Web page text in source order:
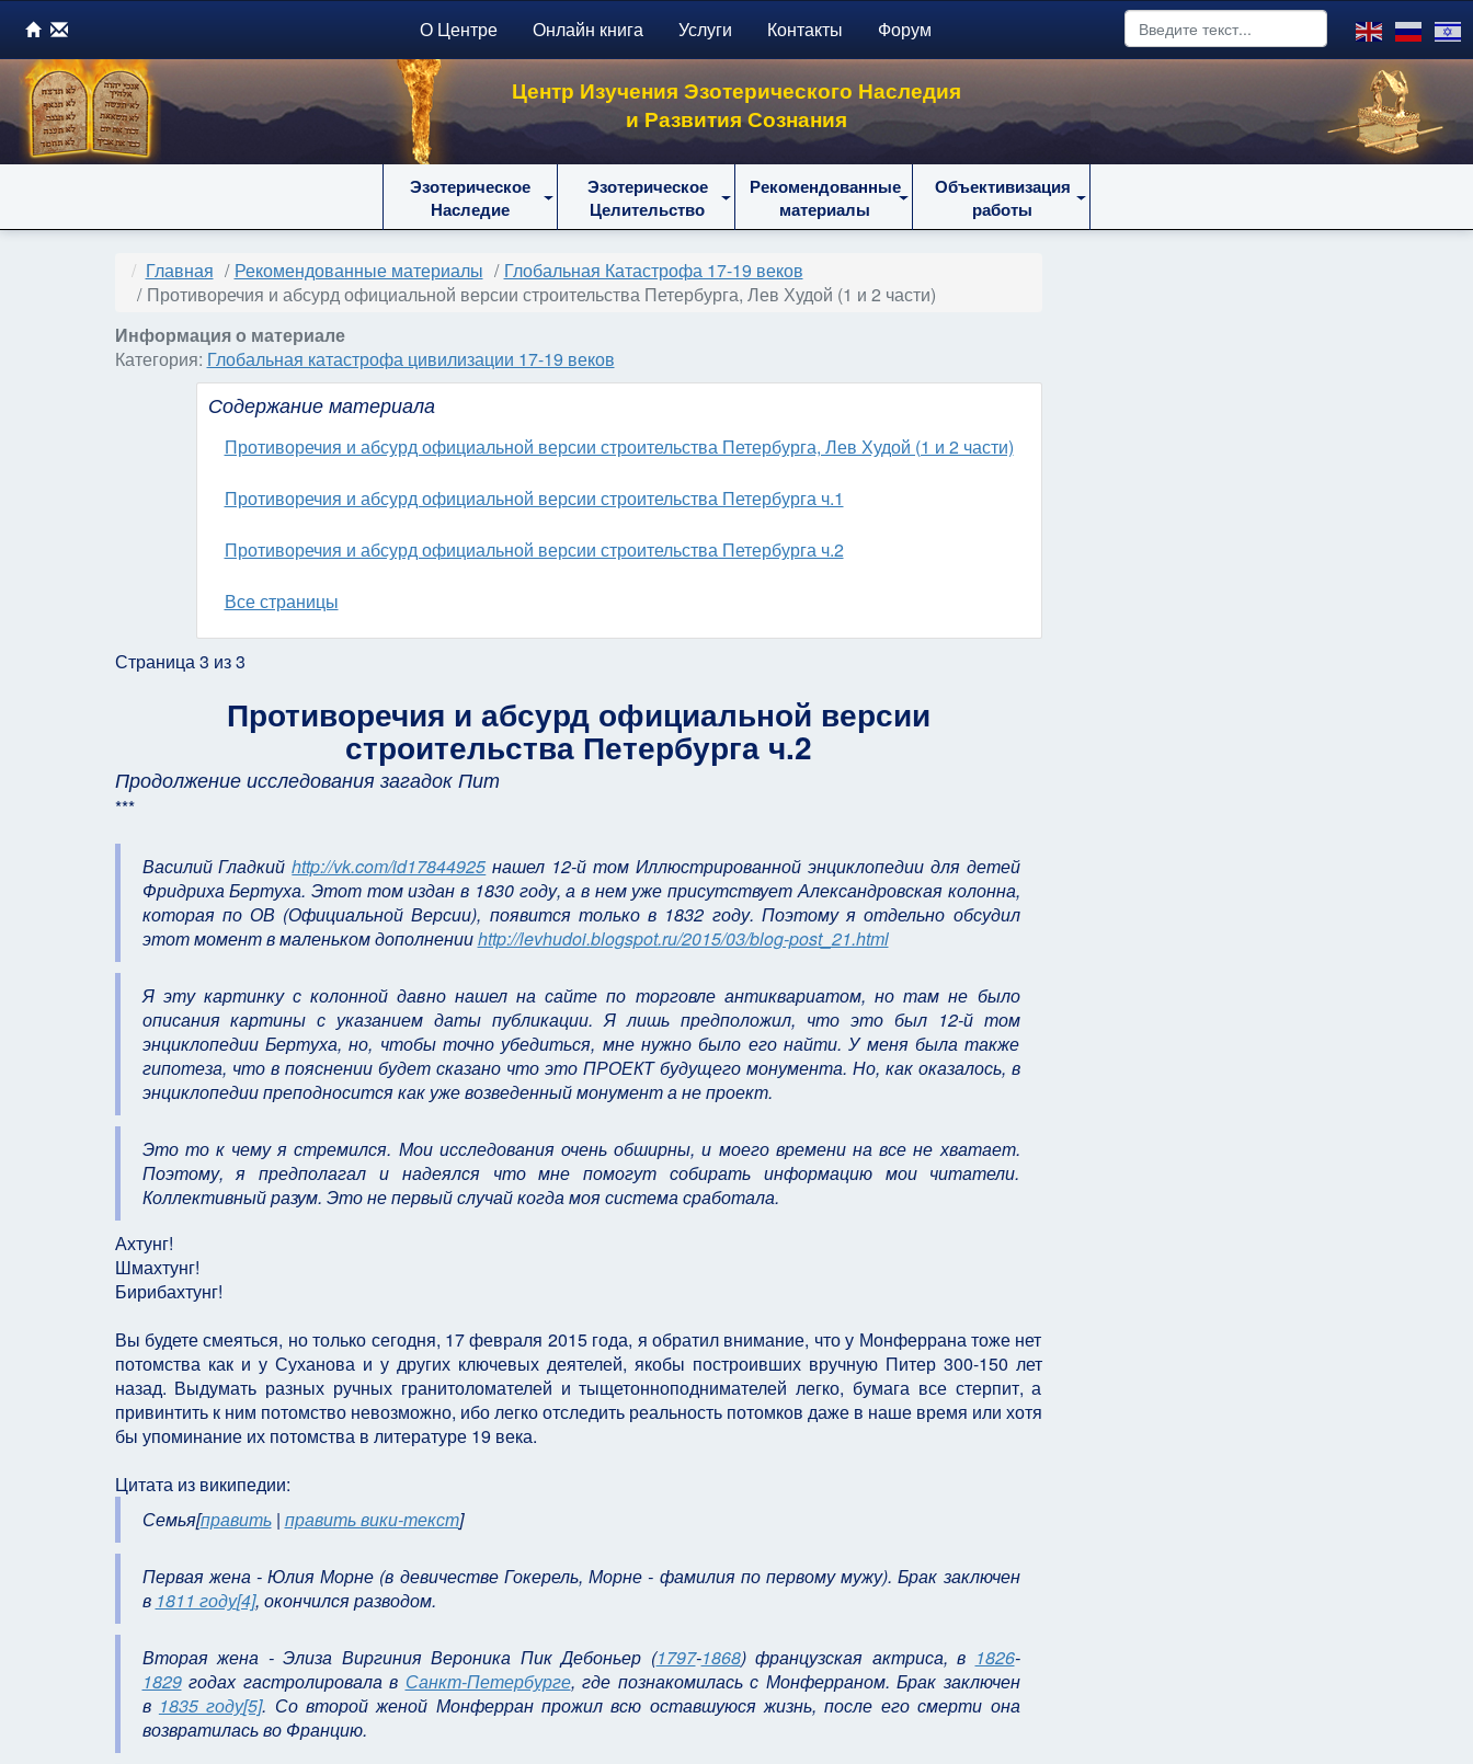
О Центре Онлайн книга Услуги Контакты Форум
Центр Изучения Эзотерического Наследия
и Развития Сознания
Эзотерическое
Наследие
Эзотерическое
Целительство
Рекомендованные
материалы
Объективизация
работы
Главная Рекомендованные материалы
Глобальная Катастрофа 17-19 веков
Противоречия и абсурд официальной версии строительства Петербурга, Лев Худой (1 и 2 части)
Информация о материале
Категория: Глобальная катастрофа цивилизации 17-19 веков
Содержание материала
Противоречия и абсурд официальной версии строительства Петербурга, Лев Худой (1 и 2 части)
Противоречия и абсурд официальной версии строительства Петербурга ч.1
Противоречия и абсурд официальной версии строительства Петербурга ч.2
Все страницы
Страница 3 из 3
Противоречия и абсурд официальной версии
строительства Петербурга ч.2
Продолжение исследования загадок Пит
***
Василий Гладкийhttp://vk.com/id17844925 нашел 12-й том Иллюстрированной энциклопедии для детей
Фридриха Бертуха. Этот том издан в 1830 году, а в нем уже присутствует Александровская колонна,
которая по ОВ (Официальной Версии), появится только в 1832 году. Поэтому я отдельно обсудил
этот момент в маленьком дополненииhttp://levhudoi.blogspot.ru/2015/03/blog-post_21.html
Я эту картинку с колонной давно нашел на сайте по торговле антиквариатом, но там не было
описания картины с указанием даты публикации. Я лишь предположил, что это был 12-й том
энциклопедии Бертуха, но, чтобы точно убедиться, мне нужно было его найти. У меня была также
гипотеза, что в пояснении будет сказано что это ПРОЕКТ будущего монумента. Но, как оказалось, в
энциклопедии преподносится как уже возведенный монумент а не проект.
Это то к чему я стремился. Мои исследования очень обширны, и моего времени на все не хватает.
Поэтому, я предполагал и надеялся что мне помогут собирать информацию мои читатели.
Коллективный разум. Это не первый случай когда моя система сработала.
Ахтунг!
Шмахтунг!
Бирибахтунг!
Вы будете смеяться, но только сегодня, 17 февраля 2015 года, я обратил внимание, что у Монферрана тоже нет
потомства как и у Суханова и у других ключевых деятелей, якобы построивших вручную Питер 300-150 лет
назад. Выдумать разных ручных гранитоломателей и тыщетонноподнимателей легко, бумага все стерпит, а
привинтить к ним потомство невозможно, ибо легко отследить реальность потомков даже в наше время или хотя
бы упоминание их потомства в литературе 19 века.
Цитата из википедии:
Семья[править| править вики-текст]
Первая жена - Юлия Морне (в девичестве Гокерель, Морне - фамилия по первому мужу). Брак заключен
в 1811 году[4], окончился разводом.
Вторая жена - Элиза Виргиния Вероника Пик Дебоньер (1797-1868) французская актриса, в 1826-
1829годах гастролировала в Санкт-Петербурге, где познакомилась с Монферраном. Брак заключен
в 1835 году[5]. Со второй женой Монферран прожил всю оставшуюся жизнь, после его смерти она
возвратилась во Францию.